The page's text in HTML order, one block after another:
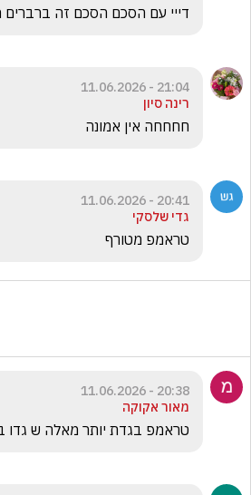
דייי עם הסכם הסכם זה
21:04 - 11.06.2026
רינה סיון
חחחחה אין אמונה
20:41 - 11.06.2026
גדי שלסקי
טראמפ מטורף
20:38 - 11.06.2026
מאור אקוקה
טראמפ בגדת יותר מאלה ש גדו בנו